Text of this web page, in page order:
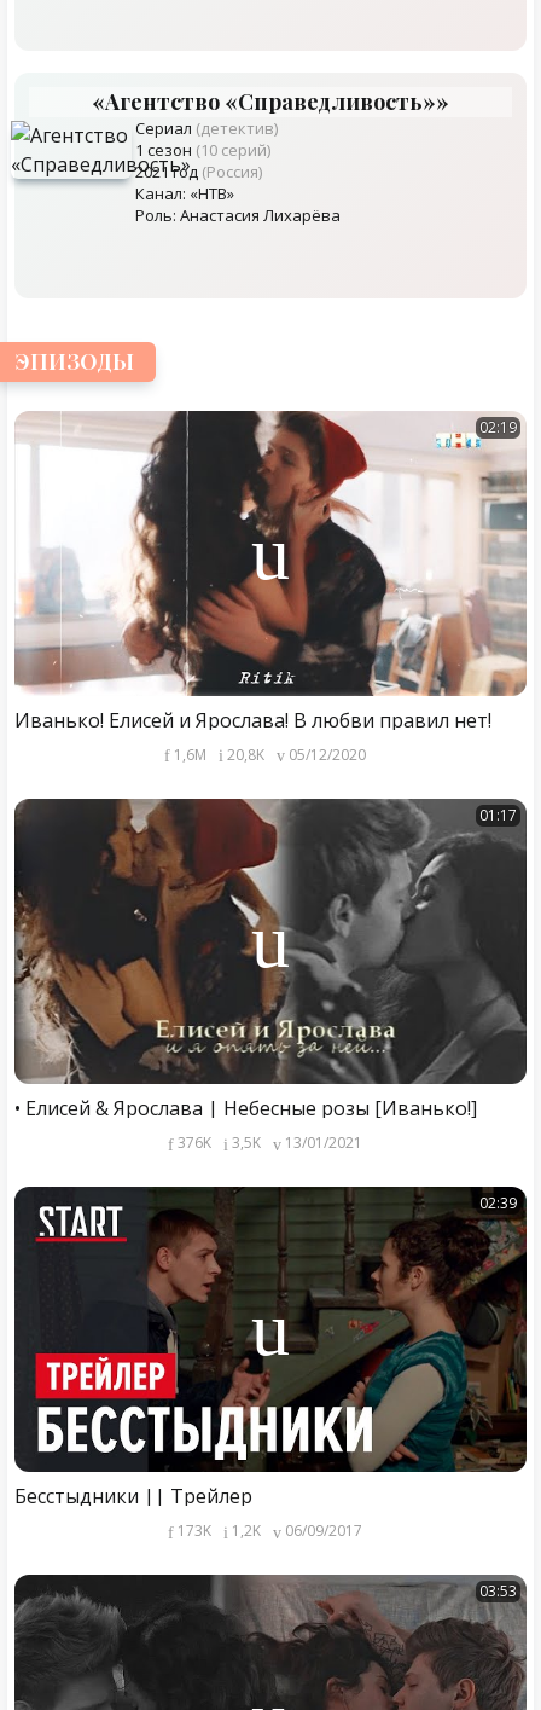
«Агентство «Справедливость»»
Сериал (детектив)
1 сезон (10 серий)
2021 год (Россия)
Канал: «НТВ»
Роль: Анастасия Лихарёва
ЭПИЗОДЫ
02:19
Иванько! Елисей и Ярослава! В любви правил нет!
1,6M 20,8K 05/12/2020
01:17
• Елисей & Ярослава | Небесные розы [Иванько!]
376K 3,5K 13/01/2021
02:39
Бесстыдники || Трейлер
173K 1,2K 06/09/2017
03:53